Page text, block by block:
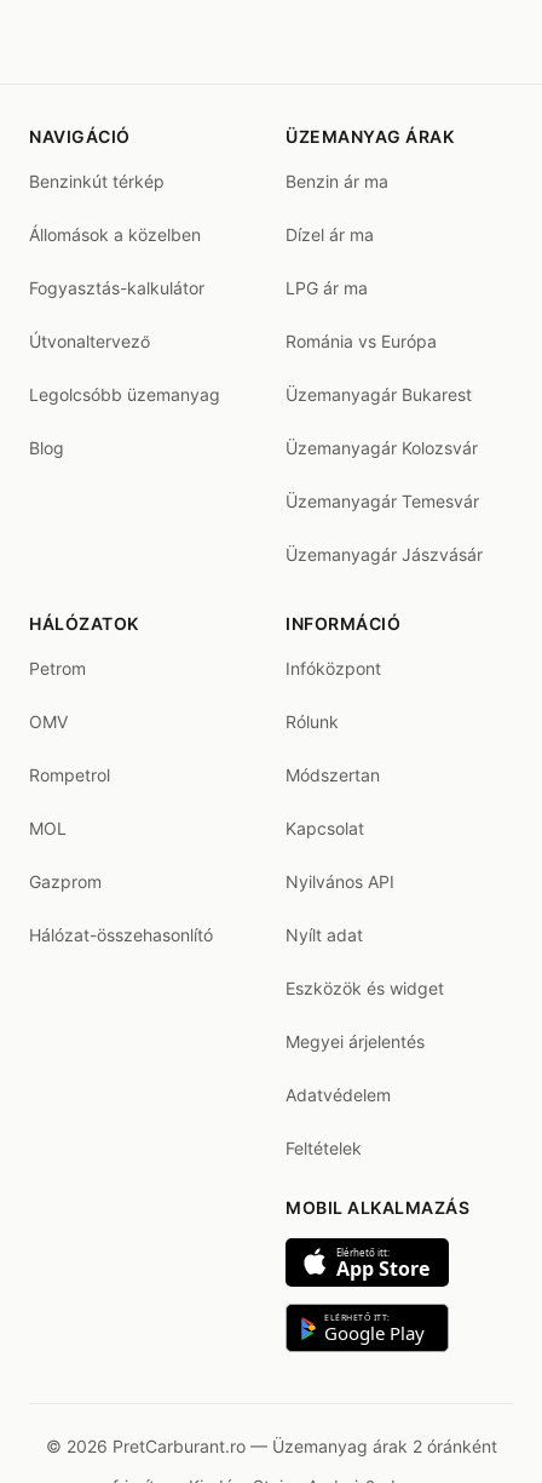
NAVIGÁCIÓ
Benzinkút térkép
Állomások a közelben
Fogyasztás-kalkulátor
Útvonaltervező
Legolcsóbb üzemanyag
Blog
ÜZEMANYAG ÁRAK
Benzin ár ma
Dízel ár ma
LPG ár ma
Románia vs Európa
Üzemanyagár Bukarest
Üzemanyagár Kolozsvár
Üzemanyagár Temesvár
Üzemanyagár Jászvásár
HÁLÓZATOK
Petrom
OMV
Rompetrol
MOL
Gazprom
Hálózat-összehasonlító
INFORMÁCIÓ
Infóközpont
Rólunk
Módszertan
Kapcsolat
Nyilvános API
Nyílt adat
Eszközök és widget
Megyei árjelentés
Adatvédelem
Feltételek
MOBIL ALKALMAZÁS
Elérhető itt:
App Store
ELÉRHETŐ ITT:
Google Play
© 2026 PretCarburant.ro — Üzemanyag árak 2 óránként